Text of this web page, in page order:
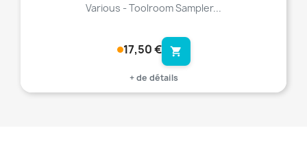
Various - Toolroom Sampler...
17,50 € shopping_cart
+ de détails